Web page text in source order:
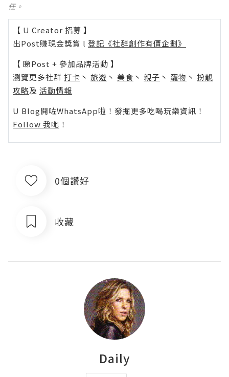
任。
【 U Creator 招募 】
出Post賺現金獎賞 l 登記《社群創作有價企劃》
【 睇Post + 參加品牌活動 】
瀏覽更多社群 打卡 丶 旅遊 丶 美食 丶 親子 丶 寵物 丶 扮靚
攻略及 活動情報
U Blog開咗WhatsApp啦！發掘更多吃喝玩樂資訊！
Follow 我哋 ！
0個讚好
收藏
Daily